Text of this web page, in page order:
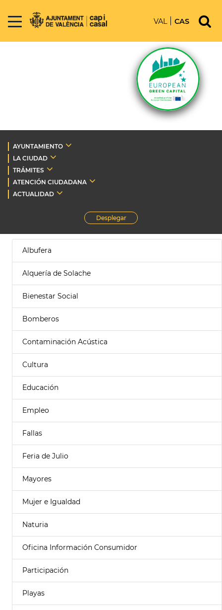
VAL CAS
AYUNTAMIENTO
LA CIUDAD
TRÁMITES
ATENCIÓN CIUDADANA
ACTUALIDAD
Desplegar
Albufera
Alquería de Solache
Bienestar Social
Bomberos
Contaminación Acústica
Cultura
Educación
Empleo
Fallas
Feria de Julio
Mayores
Mujer e Igualdad
Naturia
Oficina Información Consumidor
Participación
Playas